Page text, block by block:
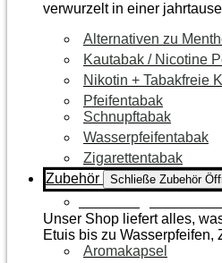
verwurzelt in einer
Alternativen zu
Kautabak / Nicotine
Nikotin + Tabakfreie
Pfeifentabak
Schnupftabak
Wasserpfeifentabak
Zigarettentabak
Zubehör
Schließe Zubehör
Unser Shop liefert alles,
Etuis bis zu
Aromakapsel